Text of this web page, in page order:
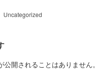
Uncategorized
公開されることはありません。